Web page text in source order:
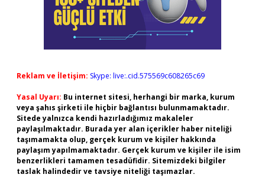
Reklam ve İletişim: Skype: live:.cid.575569c608265c69
Yasal Uyarı: Bu internet sitesi, herhangi bir marka, kurum
veya şahıs şirketi ile hiçbir bağlantısı bulunmamaktadır.
Sitede yalnızca kendi hazırladığımız makaleler
paylaşılmaktadır. Burada yer alan içerikler haber niteliği
taşımamakta olup, gerçek kurum ve kişiler hakkında
paylaşım yapılmamaktadır. Gerçek kurum ve kişiler ile isim
benzerlikleri tamamen tesadüfidir. Sitemizdeki bilgiler
taslak halindedir ve tavsiye niteliği taşımazlar.